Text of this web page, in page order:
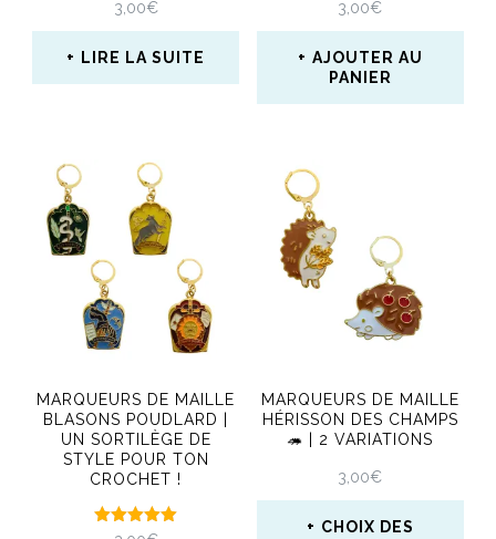
la
page
3,00€
LIRE LA SUITE
3,00€
AJOUTER AU
PANIER
MARQUEURS DE MAILLE
BLASONS POUDLARD |
UN SORTILÈGE DE
STYLE POUR TON
CROCHET !
MARQUEURS DE MAILLE
HÉRISSON DES CHAMPS
🦔 | 2 VARIATIONS
3,00€
CHOIX DES